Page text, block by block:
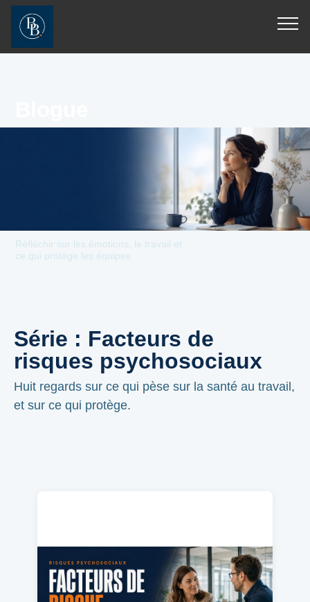
[JS_CODE_0]
Réfléchir sur les émotions, le travail et
ce qui protège les équipes
Série : Facteurs de
risques psychosociaux
Huit regards sur ce qui pèse sur la santé au travail,
et sur ce qui protège.